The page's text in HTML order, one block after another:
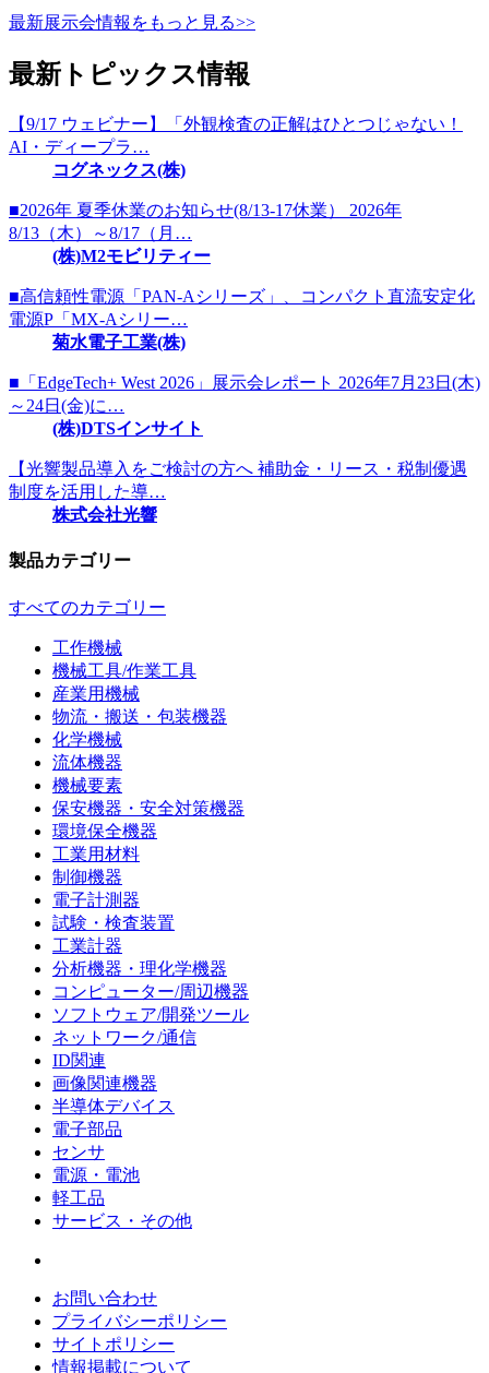
最新展示会情報をもっと見る>>
最新トピックス情報
【9/17 ウェビナー】「外観検査の正解はひとつじゃない！
AI・ディープラ…
コグネックス(株)
■2026年 夏季休業のお知らせ(8/13-17休業） 2026年
8/13（木）～8/17（月…
(株)M2モビリティー
■高信頼性電源「PAN-Aシリーズ」、コンパクト直流安定化
電源P「MX-Aシリー…
菊水電子工業(株)
■「EdgeTech+ West 2026」展示会レポート 2026年7月23日(木)
～24日(金)に…
(株)DTSインサイト
【光響製品導入をご検討の方へ 補助金・リース・税制優遇
制度を活用した導…
株式会社光響
製品カテゴリー
すべてのカテゴリー
工作機械
機械工具/作業工具
産業用機械
物流・搬送・包装機器
化学機械
流体機器
機械要素
保安機器・安全対策機器
環境保全機器
工業用材料
制御機器
電子計測器
試験・検査装置
工業計器
分析機器・理化学機器
コンピューター/周辺機器
ソフトウェア/開発ツール
ネットワーク/通信
ID関連
画像関連機器
半導体デバイス
電子部品
センサ
電源・電池
軽工品
サービス・その他
お問い合わせ
プライバシーポリシー
サイトポリシー
情報掲載について